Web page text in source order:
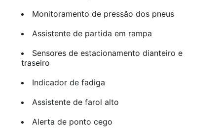
Monitoramento de pressão dos pneus
Assistente de partida em rampa
Sensores de estacionamento dianteiro e
traseiro
Indicador de fadiga
Assistente de farol alto
Alerta de ponto cego